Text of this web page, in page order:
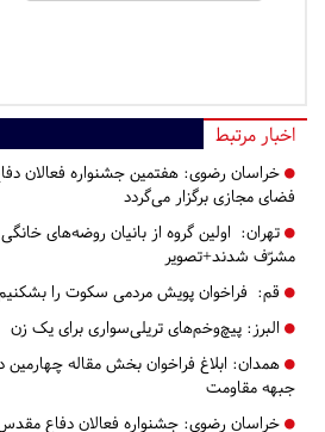
اخبار مرتبط
خراسان رضوی: هفتمین جشنواره فعالان
فضای مجازی برگزار می‌گردد
تهران: اولین گروه از بانیان روضه‌های
مشرّف شدند+تصویر
قم: فراخوان پویش مردمی سکوت را
البرز: پیچ‌وخم‌های تریلی‌سواری برای یک زن
همدان: ابلاغ فراخوان بخش مقاله چهارمین
جبهه مقاومت
خراسان رضوی: جشنواره فعالان دفاع